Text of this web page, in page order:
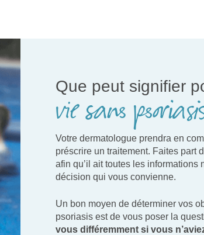
Que peut signifier
vie sans
Votre dermatologue prendra en
préscrire un traitement. Faites part
afin qu’il ait toutes les informations
décision qui vous convienne.
Un bon moyen de déterminer vos
psoriasis est de vous poser la
vous différemment si vous